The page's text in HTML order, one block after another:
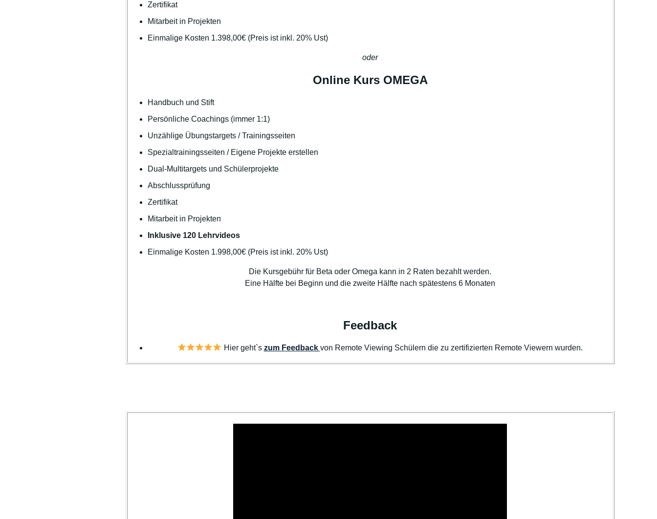
Zertifikat
Mitarbeit in Projekten
Einmalige Kosten 1.398,00€ (Preis ist inkl. 20% Ust)
oder
Online Kurs OMEGA
Handbuch und Stift
Persönliche Coachings (immer 1:1)
Unzählige Übungstargets / Trainingsseiten
Spezialtrainingsseiten / Eigene Projekte erstellen
Dual-Multitargets und Schülerprojekte
Abschlussprüfung
Zertifikat
Mitarbeit in Projekten
Inklusive 120 Lehrvideos
Einmalige Kosten 1.998,00€ (Preis ist inkl. 20% Ust)
Die Kursgebühr für Beta oder Omega kann in 2 Raten bezahlt werden.
Eine Hälfte bei Beginn und die zweite Hälfte nach spätestens 6 Monaten
Feedback
Hier geht`s zum Feedback von Remote Viewing Schülern die zu zertifizierten Remote Viewern wurden.